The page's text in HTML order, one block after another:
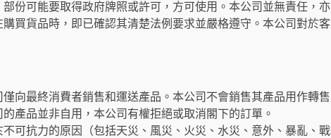
份可能要取得政府牌照或許可，方可使用。本公司並無責任，
買貨品時，即已確認其清楚法例要求並嚴格遵守。本公司對於
向最終消費者銷售和運送產品。本公司不會銷售其產品用作轉
產品並非自用，本公司有權拒絕或取消閣下的訂單。
可抗力的原因（包括天災、風災、火災、水災、意外、暴亂、